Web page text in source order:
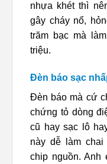
nhựa khét thì
gây cháy nổ,
trăm bạc mà
triệu.
Đèn báo sạc
Đèn báo mà cứ
chứng tỏ dòng
cũ hay sạc lô
này dễ làm chai
chip nguồn. Anh